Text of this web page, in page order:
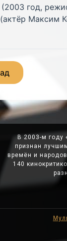
год,
Максим
В 2003-м году
признан
времён и
140